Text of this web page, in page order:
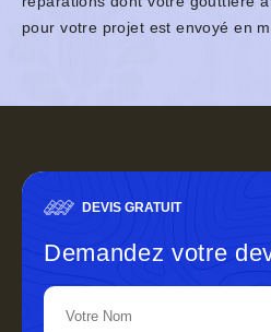
pour votre projet est envoyé en
DEVIS GRATUIT
Demandez votre